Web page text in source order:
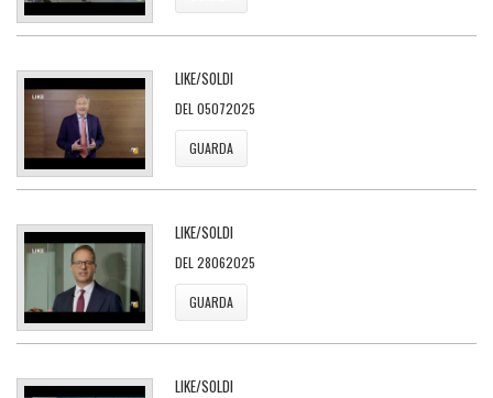
LIKE/SOLDI
DEL 05072025
GUARDA
LIKE/SOLDI
DEL 28062025
GUARDA
LIKE/SOLDI